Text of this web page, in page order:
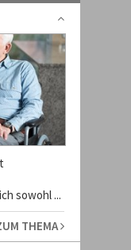
sowohl ...
THEMA